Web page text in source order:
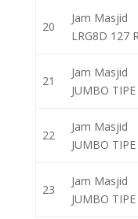
20
Jam Masjid
LRG8D 127
21
Jam Masjid
JUMBO
22
Jam Masjid
JUMBO
23
Jam Masjid
JUMBO TIPE